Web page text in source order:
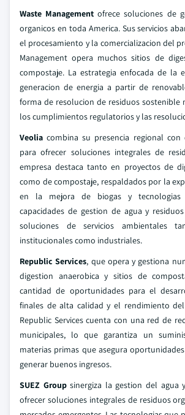
Waste Management ofrece soluciones de
organicos en toda America. Sus servicios
el procesamiento y la comercializacion del
Management opera muchos sitios de
compostaje. La estrategia enfocada de la
generacion de energia a partir de
forma de resolucion de residuos sostenible
los cumplimientos regulatorios y las
Veolia combina su presencia regional con
para ofrecer soluciones integrales de
empresa destaca tanto en proyectos de
como de compostaje, respaldados por la
en la mejora de biogas y tecnologias
capacidades de gestion de agua y
soluciones de servicios ambientales
institucionales como industriales.
Republic Services, que opera y gestiona
digestion anaerobica y sitios de
cantidad de oportunidades para el
finales de alta calidad y el rendimiento
Republic Services cuenta con una red de
municipales, lo que garantiza un
materias primas que asegura
generar buenos ingresos.
SUEZ Groupsinergiza la gestion del agua
ofrecer soluciones integrales de residuos